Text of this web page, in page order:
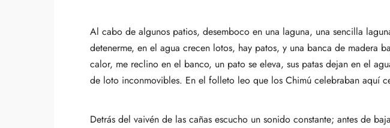
Al cabo de algunos patios, desemboco en una laguna, una sencilla
detenerme, en el agua crecen lotos, hay patos, y una banca de madera
calor, me reclino en el banco, un pato se eleva, sus patas dejan en el
de loto inconmovibles. En el folleto leo que los Chimú celebraban aquí
Detrás del vaivén de las cañas escucho un sonido constante; antes de